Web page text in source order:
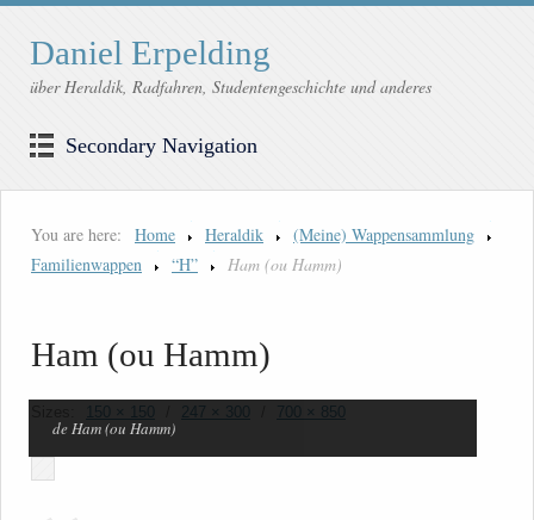
Daniel Erpelding
über Heraldik, Radfahren, Studentengeschichte und anderes
Secondary Navigation
You are here: Home Heraldik
(Meine) Wappensammlung
Familienwappen
“H” Ham (ou Hamm)
Ham (ou Hamm)
150 × 150 247 × 300 700 × 850
de Ham (ou Hamm)